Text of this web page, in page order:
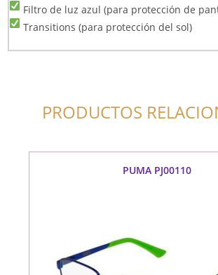
Filtro de luz azul (para protección de
Transitions (para protección del sol)
PRODUCTOS
PUMA PJ00110